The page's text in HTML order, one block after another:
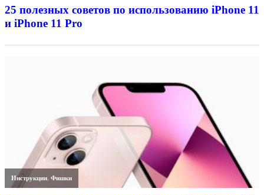
25 полезных советов по использованию iPhone 11
и iPhone 11 Pro
Инструкции,Фишки